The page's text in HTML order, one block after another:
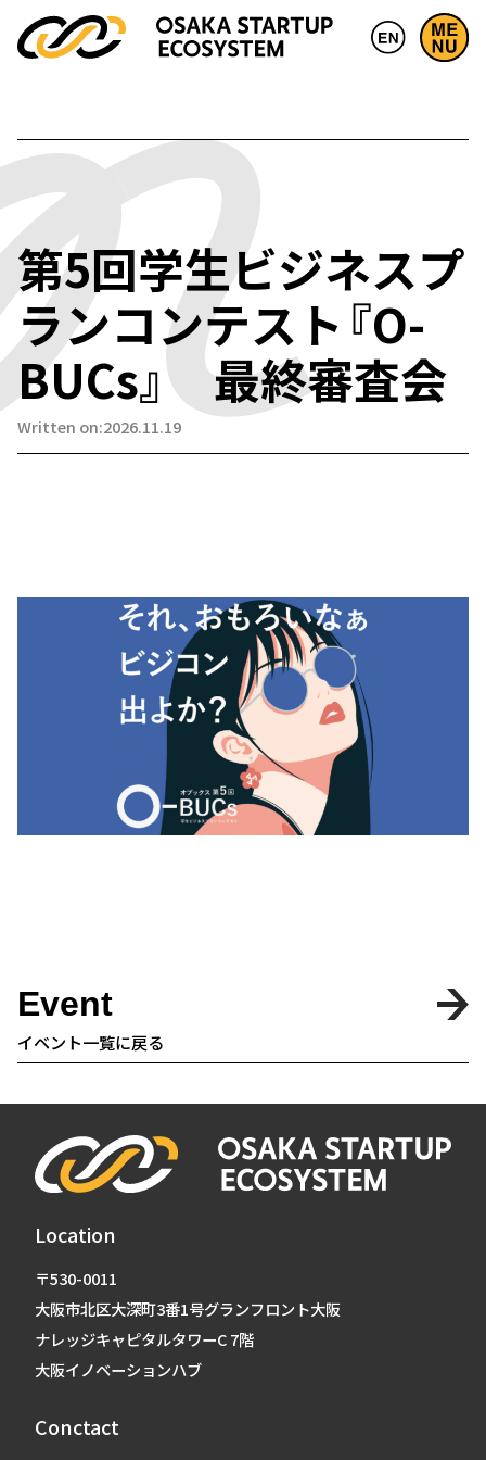
第5回学生ビジネスプ
ランコンテスト『O-
BUCs』 最終審査会
Written on:2026.11.19
Event
イベント一覧に戻る
Location
〒530-0011
大阪市北区大深町3番1号グランフロント大阪
ナレッジキャピタルタワーC 7階
大阪イノベーションハブ
Conctact